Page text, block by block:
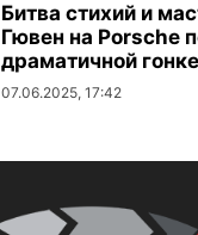
Битва стихий и
Гювен на Porsche
драматичной гонке
07.06.2025, 17:42